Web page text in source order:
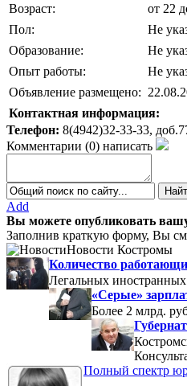
Возраст:
от 22
Пол:
Не
Образование:
Не
Опыт работы:
Не
Объявление размещено:
Контактная информация:
Телефон: 8(4942)32-33-33,
Комментарии (0) написать
Add
Вы можете опубликовать
Заполнив краткую форму, Вы
Новости Костромы
Количество
Легальных иностранных
«Серые»
Более 2 млрд.
Полный спектр